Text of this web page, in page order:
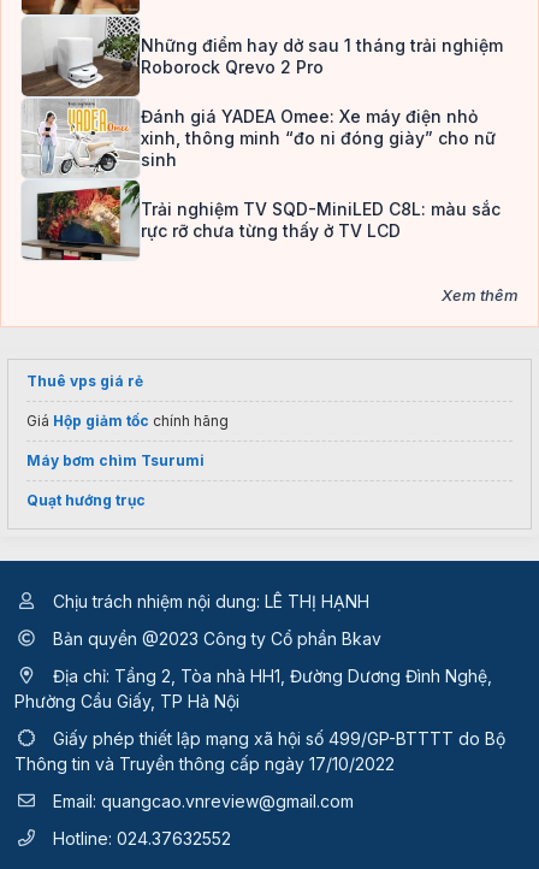
Những điểm hay dở sau 1 tháng trải nghiệm
Roborock Qrevo 2 Pro
Đánh giá YADEA Omee: Xe máy điện nhỏ
xinh, thông minh “đo ni đóng giày” cho nữ
sinh
Trải nghiệm TV SQD-MiniLED C8L: màu sắc
rực rỡ chưa từng thấy ở TV LCD
Xem thêm
Thuê vps giá rẻ
Giá Hộp giảm tốc chính hãng
Máy bơm chìm Tsurumi
Quạt hướng trục
Chịu trách nhiệm nội dung: LÊ THỊ HẠNH
Bản quyền @2023 Công ty Cổ phần Bkav
Địa chỉ: Tầng 2, Tòa nhà HH1, Đường Dương Đình Nghệ,
Phường Cầu Giấy, TP Hà Nội
Giấy phép thiết lập mạng xã hội số 499/GP-BTTTT do Bộ
Thông tin và Truyền thông cấp ngày 17/10/2022
Email: quangcao.vnreview@gmail.com
Hotline: 024.37632552